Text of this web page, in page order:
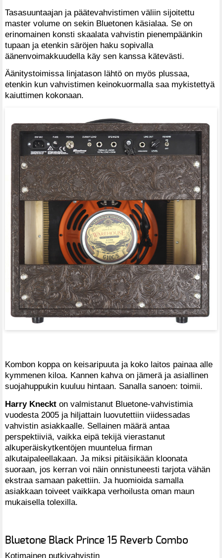
Tasa­suuntaajan ja päätevahvistimen väliin sijoitettu
master volume on sekin Bluetonen käsialaa. Se on
erinomainen konsti skaalata vahvistin pienempäänkin
tupaan ja etenkin säröjen haku sopivalla
äänenvoimakkuudella käy sen kanssa kätevästi.
Äänitystoimissa linjatason lähtö on myös plussaa,
etenkin kun vahvistimen keinokuormalla saa mykistettyä
kaiuttimen kokonaan.
Kombon koppa on keisaripuuta ja koko laitos painaa alle
kymmenen kiloa. Kannen kahva on jämerä ja asiallinen
suojahuppukin kuuluu hintaan. Sanalla sanoen: toimii.
Harry Kneckt on valmistanut Bluetone-vahvistimia
vuodesta 2005 ja hiljattain luovutettiin viidessadas
vahvistin asiakkaalle. Sellainen määrä antaa
perspektiiviä, vaikka eipä tekijä vierastanut
alkuperäiskytkentöjen muuntelua firman
alkutaipaleellakaan. Ja miksi pitäisikään kloonata
suoraan, jos kerran voi näin onnistuneesti tarjota vähän
ekstraa samaan pakettiin. Ja huomioida samalla
asiakkaan toiveet vaikkapa verhoilusta oman maun
mukaisella tolexilla.
Bluetone Black Prince 15 Reverb Combo
Kotimainen putkivahvistin